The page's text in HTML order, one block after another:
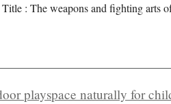
: The weapons and fighting arts
playspace naturally for